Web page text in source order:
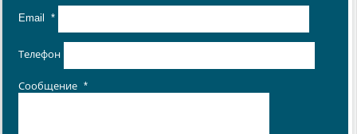
Email *
Телефон
Сообщение *